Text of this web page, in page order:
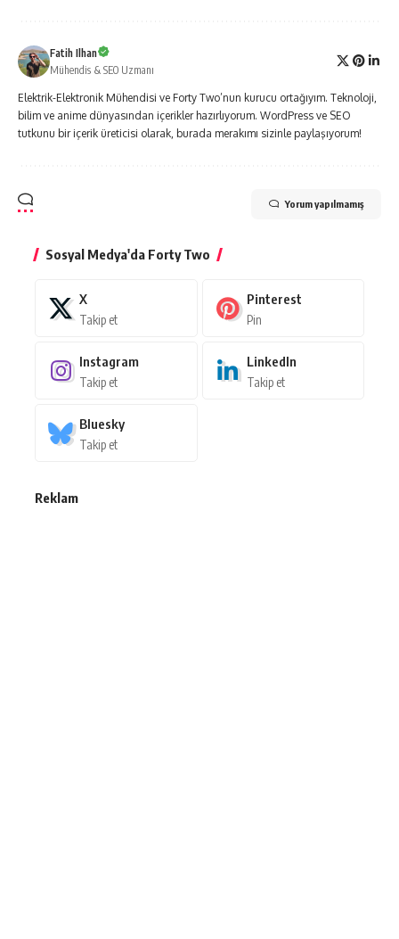
Fatih Ilhan
Mühendis & SEO Uzmanı
Elektrik-Elektronik Mühendisi ve Forty Two’nun kurucu ortağıyım. Teknoloji,
bilim ve anime dünyasından içerikler hazırlıyorum. WordPress ve SEO
tutkunu bir içerik üreticisi olarak, burada merakımı sizinle paylaşıyorum!
Yorum yapılmamış
Sosyal Medya'da Forty Two
X
Takip et
Pinterest
Pin
Instagram
Takip et
LinkedIn
Takip et
Bluesky
Takip et
Reklam